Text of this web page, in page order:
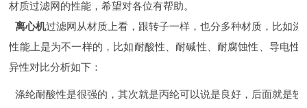
材质过滤网的性能，希望对各位有帮助。
离心机过滤网从材质上看，跟转子一样，也分多种材质，比如
性能上是为不一样的，比如耐酸性、耐碱性、耐腐蚀性、导电
异性对比分析如下：
涤纶耐酸性是很强的，其次就是丙纶可以说是良好，后面就是